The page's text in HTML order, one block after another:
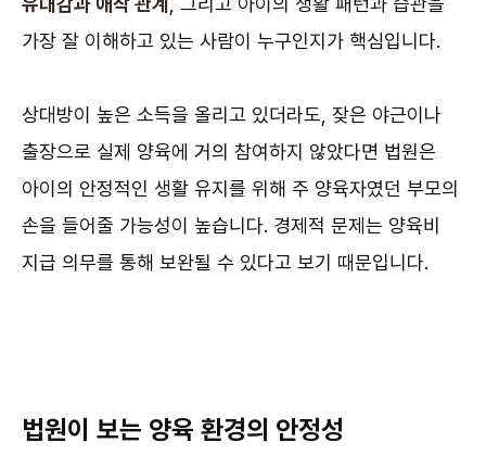
가장 잘 이해하고 있는 사람이 누구인지가 핵심입니다.
상대방이 높은 소득을 올리고 있더라도, 잦은 야근이나
출장으로 실제 양육에 거의 참여하지 않았다면 법원은
아이의 안정적인 생활 유지를 위해 주 양육자였던 부모의
손을 들어줄 가능성이 높습니다. 경제적 문제는 양육비
지급 의무를 통해 보완될 수 있다고 보기 때문입니다.
법원이 보는 양육 환경의 안정성